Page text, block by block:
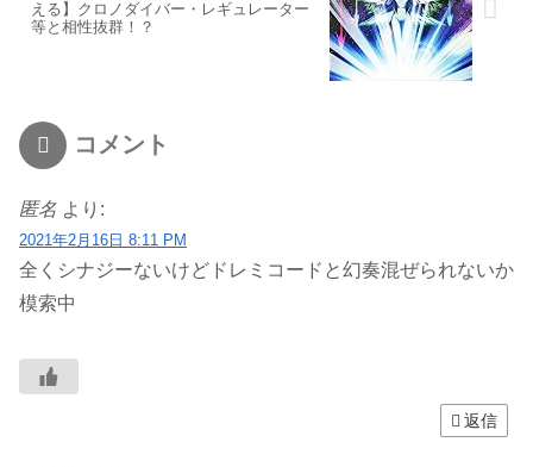
える】クロノダイバー・レギュレーター
等と相性抜群！？
コメント
匿名 より:
2021年2月16日 8:11 PM
全くシナジーないけどドレミコードと幻奏混ぜられないか
模索中
返信